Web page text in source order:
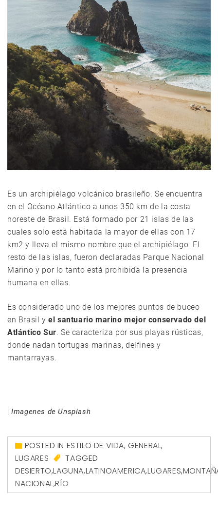
Es un archipiélago volcánico brasileño. Se encuentra
en el Océano Atlántico a unos 350 km de la costa
noreste de Brasil. Está formado por 21 islas de las
cuales solo está habitada la mayor de ellas con 17
km2 y lleva el mismo nombre que el archipiélago. El
resto de las islas, fueron declaradas Parque Nacional
Marino y por lo tanto está prohibida la presencia
humana en ellas.
Es considerado uno de los mejores puntos de buceo
en Brasil yel santuario marino mejor conservado del
Atlántico Sur. Se caracteriza por sus playas rústicas,
donde nadan tortugas marinas, delfines y
mantarrayas.
|Imagenes de Unsplash
POSTED IN ESTILO DE VIDA,GENERAL,
LUGARES
TAGGED
DESIERTO,LAGUNA,LATINOAMERICA,LUGARES,
NACIONAL,RÍO